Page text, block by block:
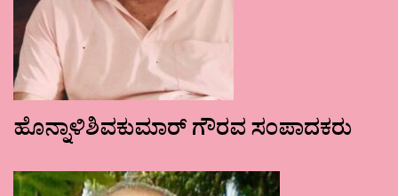
ಹೊನ್ನಾಳಿಶಿವಕುಮಾರ್ ಗೌರವ ಸಂಪಾದಕರು